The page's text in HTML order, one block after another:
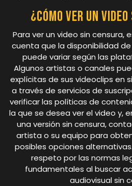
¿Cómo ver un
Para ver un video sin censura,
cuenta que la disponibilidad
puede variar según las
Algunos artistas o canales
explícitas de sus videoclips en
a través de servicios de
verificar las políticas de
la que se desea ver el video y,
una versión sin censura,
artista o su equipo para
posibles opciones
respeto por las normas
fundamentales al buscar
audiovisual sin